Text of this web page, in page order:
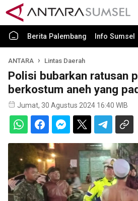
Berita Palembang Info Sumsel
ANTARA Lintas Daerah
Polisi bubarkan ratusan
berkostum aneh yang
Jumat, 30 Agustus 2024 16:40 WIB